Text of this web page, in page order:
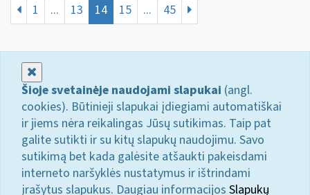
1 ... 13 14 15 ... 45
Šioje svetainėje naudojami slapukai (angl.
cookies). Būtinieji slapukai įdiegiami automatiškai
ir jiems nėra reikalingas Jūsų sutikimas. Taip pat
galite sutikti ir su kitų slapukų naudojimu. Savo
sutikimą bet kada galėsite atšaukti pakeisdami
interneto naršyklės nustatymus ir ištrindami
įrašytus slapukus. Daugiau informacijos Slapukų